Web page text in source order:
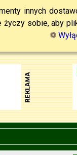
innych
sobie, aby